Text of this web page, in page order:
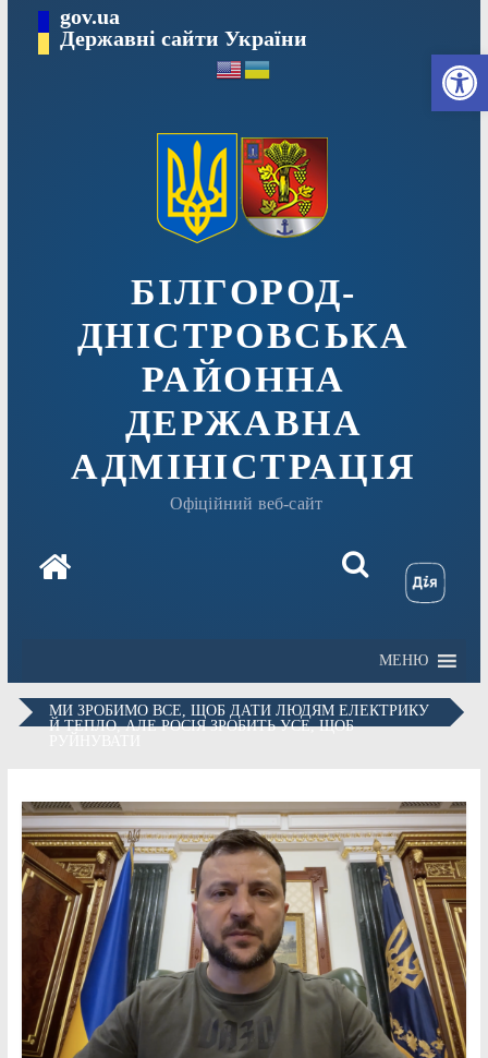
вмісту
gov.ua
Державні сайти України
БІЛГОРОД-
ДНІСТРОВСЬКА
РАЙОННА
ДЕРЖАВНА
АДМІНІСТРАЦІЯ
Офіційний веб-сайт
МЕНЮ
МИ ЗРОБИМО ВСЕ, ЩОБ ДАТИ ЛЮДЯМ ЕЛЕКТРИКУ
Й ТЕПЛО, АЛЕ РОСІЯ ЗРОБИТЬ УСЕ, ЩОБ